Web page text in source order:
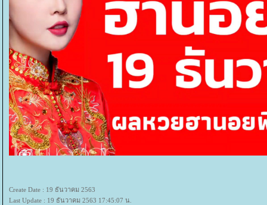
Create Date : 19 ธันวาคม 2563
Last Update : 19 ธันวาคม 2563 17:45:07 น.